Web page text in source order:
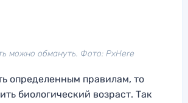
можно обмануть. Фото: PxHere
определенным правилам, то
биологический возраст. Так